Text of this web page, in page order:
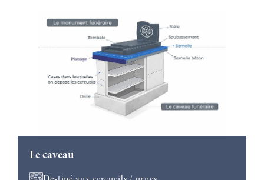
Le caveau